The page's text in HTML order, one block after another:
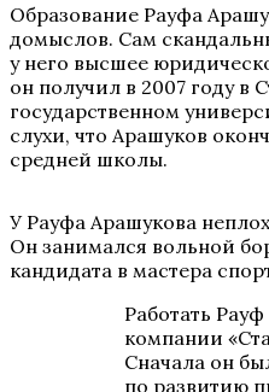
Образование Рауфа
домыслов. Сам
у него высшее
он получил в 2007 году в
государственном
слухи, что Арашуков
средней школы.
У Рауфа Арашукова
Он занимался вольной
кандидата в мастера
Работать
компании
Сначала он
по развитию